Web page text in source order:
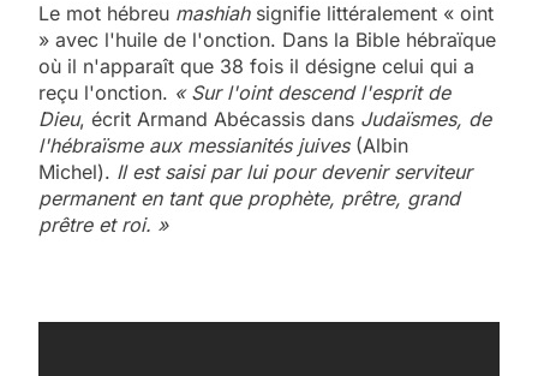
Le mot hébreu mashiahsignifie littéralement « oint
» avec l'huile de l'onction. Dans la Bible hébraïque
où il n'apparaît que 38 fois il désigne celui qui a
reçu l'onction. « Sur l'oint descend l'esprit de
Dieu, écrit Armand Abécassis dans Judaïsmes, de
l'hébraïsme aux messianités juives(Albin
Michel). Il est saisi par lui pour devenir serviteur
permanent en tant que prophète, prêtre, grand
prêtre et roi. »